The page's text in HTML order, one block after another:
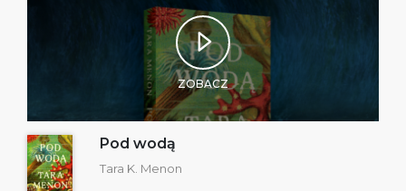
ZOBACZ
Pod wodą
Tara K. Menon